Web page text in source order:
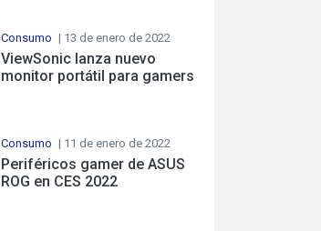
Consumo | 13 de enero de 2022
ViewSonic lanza nuevo
monitor portátil para gamers
Consumo | 11 de enero de 2022
Periféricos gamer de ASUS
ROG en CES 2022